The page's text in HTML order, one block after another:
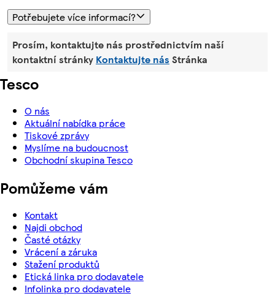
Potřebujete více informací?
Prosím, kontaktujte nás prostřednictvím naší
kontaktní stránky Kontaktujte nás Stránka
Tesco
O nás
Aktuální nabídka práce
Tiskové zprávy
Myslíme na budoucnost
Obchodní skupina Tesco
Pomůžeme vám
Kontakt
Najdi obchod
Časté otázky
Vrácení a záruka
Stažení produktů
Etická linka pro dodavatele
Infolinka pro dodavatele